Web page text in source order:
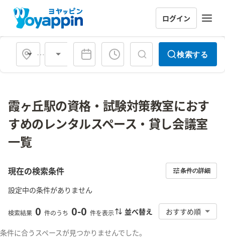
ログイン
会場タイプ 検索する
霞ヶ丘駅の資格・試験対策教室におす
すめのレンタルスペース・貸し会議室
一覧
現在の検索条件 条件の詳細
設定中の条件がありません
検索結果 0 件のうち 0-0 件を表示 並べ替え おすすめ順
条件に合うスペースが見つかりませんでした。